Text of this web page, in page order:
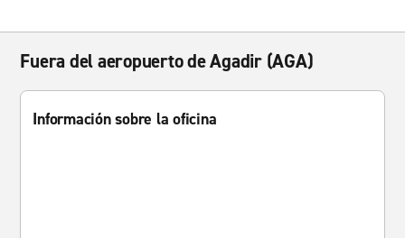
Fuera del aeropuerto de Agadir (AGA)
Información sobre la oficina